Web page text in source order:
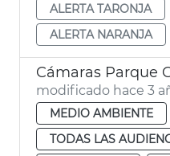
ALERTA TARONJA
ALERTA NARANJA
Cámaras Parque
modificado hace 3
MEDIO AMBIENTE
TODAS LAS